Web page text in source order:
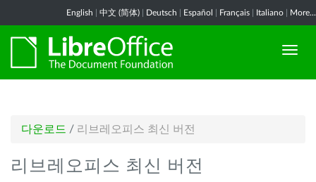
English 中文 (简体) Deutsch Español Français Italiano More...
다운로드 / 리브레오피스 최신 버전
리브레오피스 최신 버전